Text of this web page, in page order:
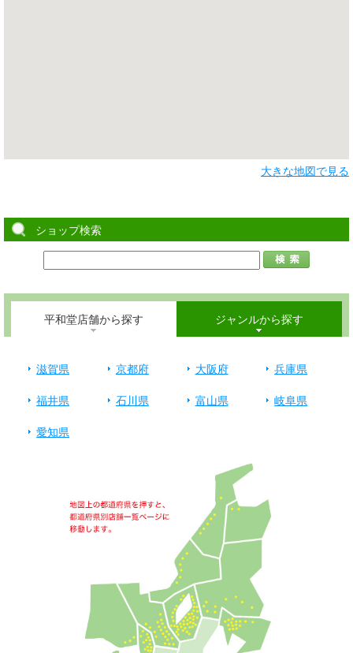
大きな地図で見る
ショップ検索
平和堂店舗から探す ジャンルから探す
滋賀県 京都府 大阪府
兵庫県
福井県
石川県 富山県
岐阜県
愛知県